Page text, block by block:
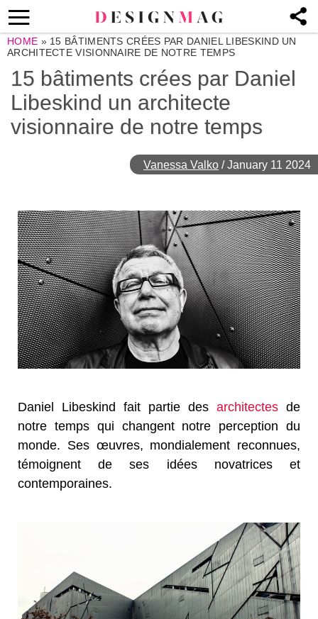
HOME » 15 BÂTIMENTS CRÉES PAR DANIEL LIBESKIND UN
ARCHITECTE VISIONNAIRE DE NOTRE TEMPS
15 bâtiments crées par Daniel
Libeskind un architecte
visionnaire de notre temps
Vanessa Valko /January 11 2024
Daniel Libeskind fait partie des architectes de
notre temps qui changent notre perception du
monde. Ses œuvres, mondialement reconnues,
témoignent de ses idées novatrices et
contemporaines.